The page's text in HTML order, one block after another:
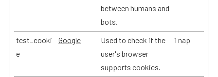
between humans and
bots.
test_cooki
e
Google
Used to check if the
user's browser
supports cookies.
1 nap